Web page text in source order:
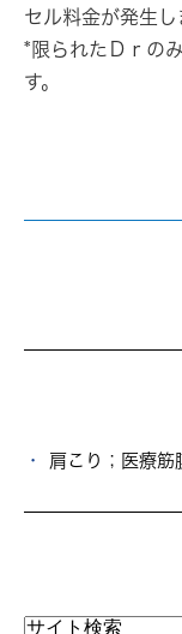
セル料金が発生し
*限られたＤｒの
す。
肩こり；医療筋